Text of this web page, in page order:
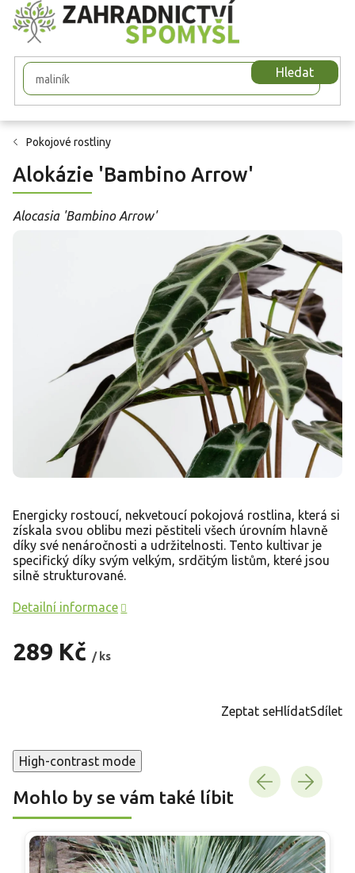
Přejít
na
obsah
Hledat
Pokojové rostliny
Alokázie 'Bambino Arrow'
Alocasia 'Bambino Arrow'
289 Kč / ks
Energicky rostoucí, nekvetoucí pokojová rostlina, která si
získala svou oblibu mezi pěstiteli všech úrovním hlavně
díky své nenáročnosti a udržitelnosti. Tento kultivar je
specifický díky svým velkým, srdčitým listům, které jsou
silně strukturované.
Detailní informace
Zeptat seHlídatSdílet
High-contrast mode
Mohlo by se vám také líbit